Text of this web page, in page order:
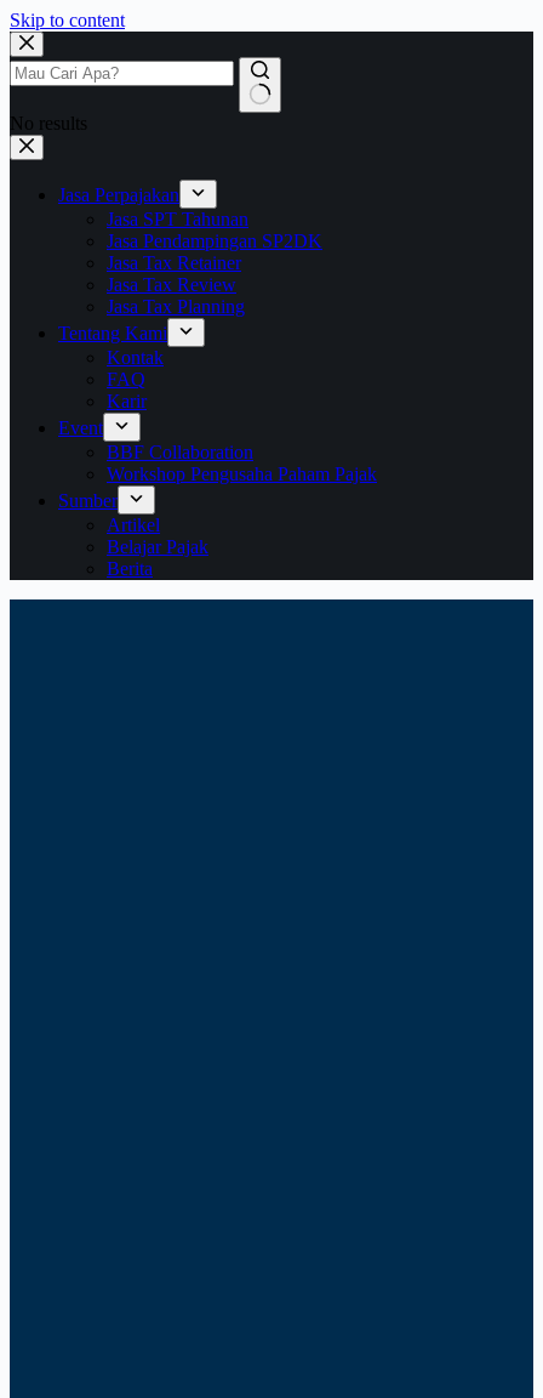
Skip to content
No results
Jasa Perpajakan
Jasa SPT Tahunan
Jasa Pendampingan SP2DK
Jasa Tax Retainer
Jasa Tax Review
Jasa Tax Planning
Tentang Kami
Kontak
FAQ
Karir
Event
BBF Collaboration
Workshop Pengusaha Paham Pajak
Sumber
Artikel
Belajar Pajak
Berita